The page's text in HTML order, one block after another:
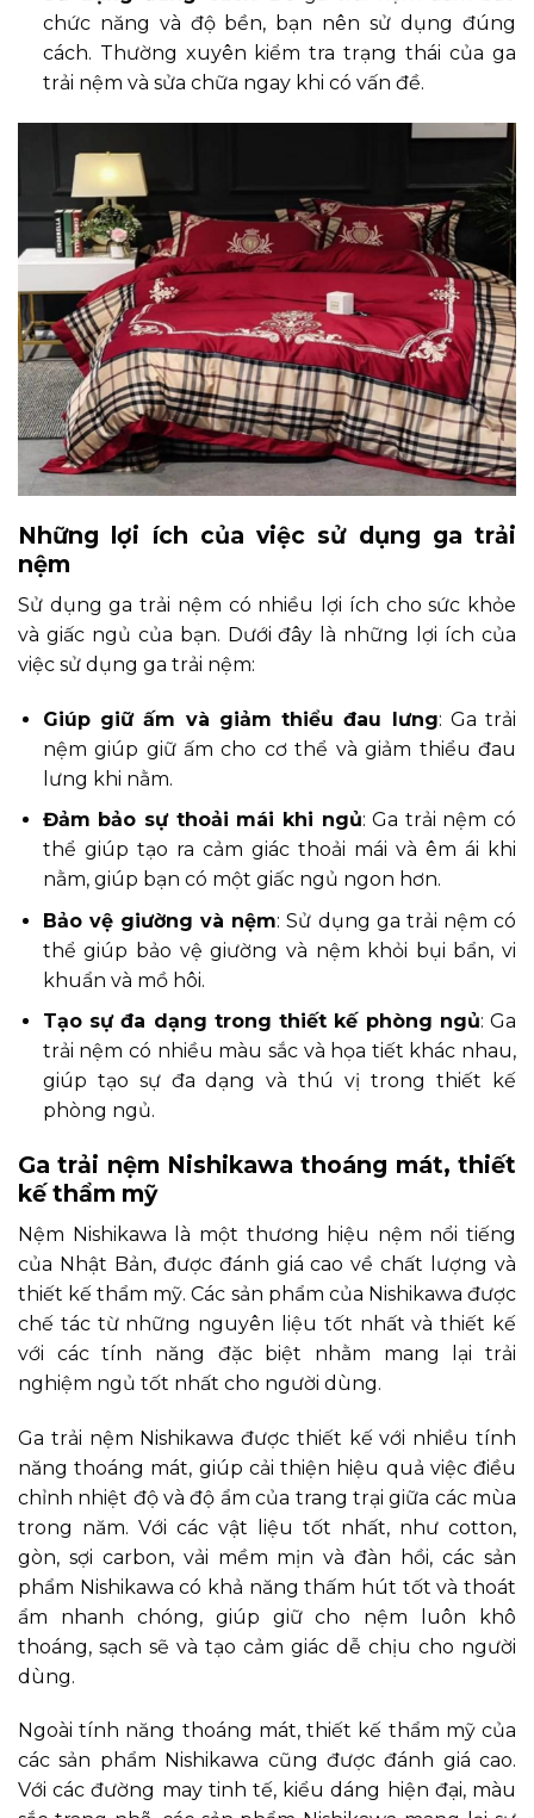
chức năng và độ bền, bạn nên sử dụng đúng
cách. Thường xuyên kiểm tra trạng thái của ga
trải nệm và sửa chữa ngay khi có vấn đề.
Những lợi ích của việc sử dụng ga trải
nệm
Sử dụng ga trải nệm có nhiều lợi ích cho sức khỏe
và giấc ngủ của bạn. Dưới đây là những lợi ích của
việc sử dụng ga trải nệm:
Giúp giữ ấm và giảm thiểu đau lưng: Ga trải
nệm giúp giữ ấm cho cơ thể và giảm thiểu đau
lưng khi nằm.
Đảm bảo sự thoải mái khi ngủ: Ga trải nệm có
thể giúp tạo ra cảm giác thoải mái và êm ái khi
nằm, giúp bạn có một giấc ngủ ngon hơn.
Bảo vệ giường và nệm: Sử dụng ga trải nệm có
thể giúp bảo vệ giường và nệm khỏi bụi bẩn, vi
khuẩn và mồ hôi.
Tạo sự đa dạng trong thiết kế phòng ngủ: Ga
trải nệm có nhiều màu sắc và họa tiết khác nhau,
giúp tạo sự đa dạng và thú vị trong thiết kế
phòng ngủ.
Ga trải nệm Nishikawa thoáng mát, thiết
kế thẩm mỹ
Nệm Nishikawa là một thương hiệu nệm nổi tiếng
của Nhật Bản, được đánh giá cao về chất lượng và
thiết kế thẩm mỹ. Các sản phẩm của Nishikawa được
chế tác từ những nguyên liệu tốt nhất và thiết kế
với các tính năng đặc biệt nhằm mang lại trải
nghiệm ngủ tốt nhất cho người dùng.
Ga trải nệm Nishikawa được thiết kế với nhiều tính
năng thoáng mát, giúp cải thiện hiệu quả việc điều
chỉnh nhiệt độ và độ ẩm của trang trại giữa các mùa
trong năm. Với các vật liệu tốt nhất, như cotton,
gòn, sợi carbon, vải mềm mịn và đàn hồi, các sản
phẩm Nishikawa có khả năng thấm hút tốt và thoát
ẩm nhanh chóng, giúp giữ cho nệm luôn khô
thoáng, sạch sẽ và tạo cảm giác dễ chịu cho người
dùng.
Ngoài tính năng thoáng mát, thiết kế thẩm mỹ của
các sản phẩm Nishikawa cũng được đánh giá cao.
Với các đường may tinh tế, kiểu dáng hiện đại, màu